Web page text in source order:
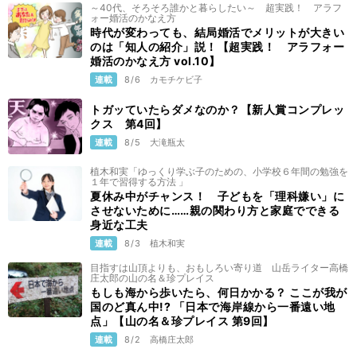
～40代、そろそろ誰かと暮らしたい～ 超実践！ アラフ
ォー婚活のかなえ方
時代が変わっても、結局婚活でメリットが大きい
のは「知人の紹介」説！【超実践！ アラフォー
婚活のかなえ方 vol.10】
連載 8/6 カモチケビ子
トガッていたらダメなのか？【新人賞コンプレッ
クス 第4回】
連載 8/5 大滝瓶太
植木和実「ゆっくり学ぶ子のための、小学校６年間の勉強を
１年で習得する方法 」
夏休み中がチャンス！ 子どもを「理科嫌い」に
させないために……親の関わり方と家庭でできる
身近な工夫
連載 8/3 植木和実
目指すは山頂よりも、おもしろい寄り道 山岳ライター高橋
庄太郎の山の名＆珍プレイス
もしも海から歩いたら、何日かかる？ ここが我が
国のど真ん中!? 「日本で海岸線から一番遠い地
点」【山の名＆珍プレイス 第9回】
連載 8/2 高橋庄太郎